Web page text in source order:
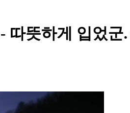
뜻하게 입었군